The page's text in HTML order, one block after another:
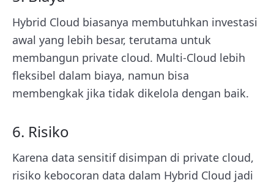
Hybrid Cloud biasanya membutuhkan investasi
awal yang lebih besar, terutama untuk
membangun private cloud. Multi-Cloud lebih
fleksibel dalam biaya, namun bisa
membengkak jika tidak dikelola dengan baik.
6. Risiko
Karena data sensitif disimpan di private cloud,
risiko kebocoran data dalam Hybrid Cloud jadi